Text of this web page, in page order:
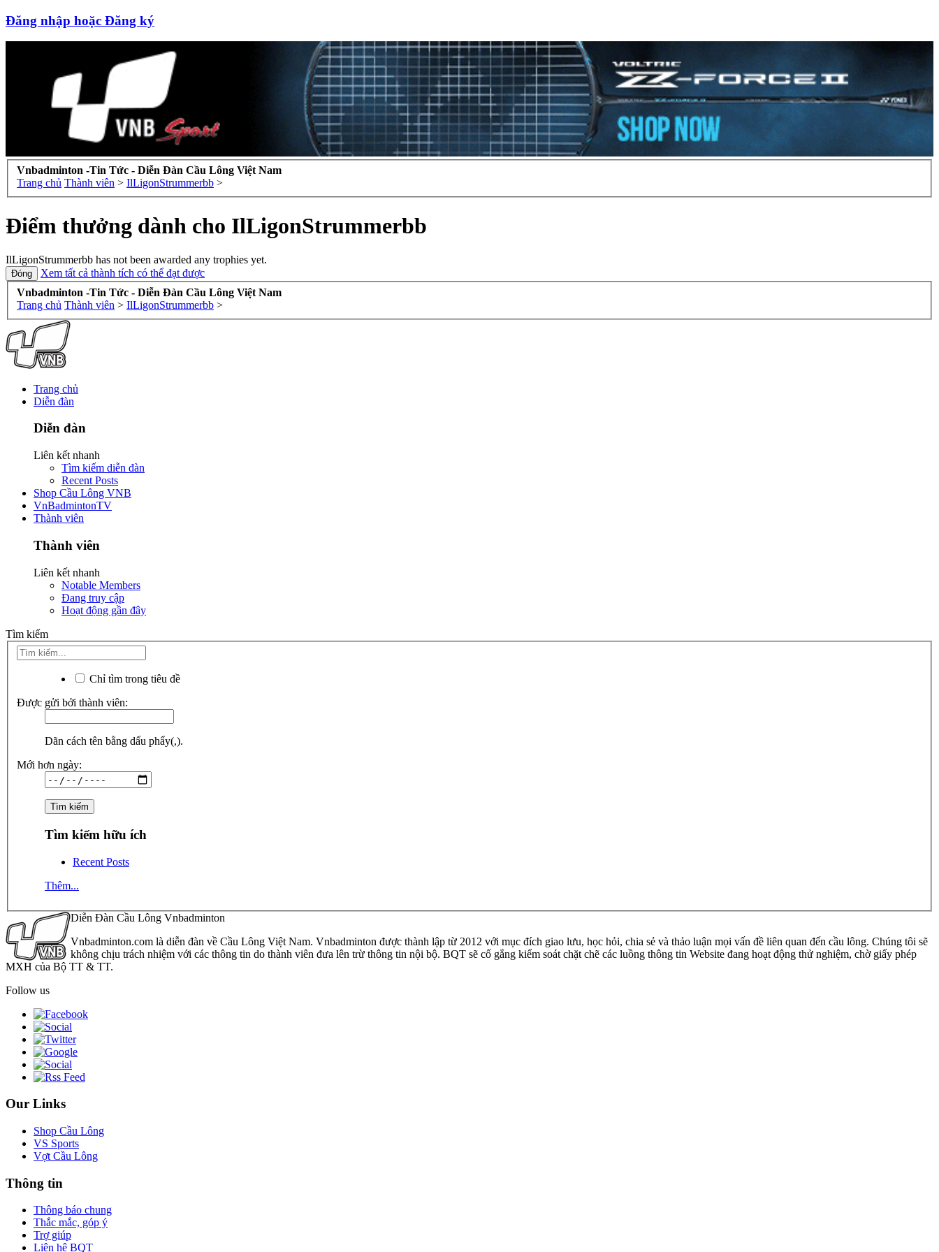
Đăng nhập hoặc Đăng ký
Vnbadminton -Tin Tức - Diễn Đàn Cầu Lông Việt Nam
Trang chủ Thành viên > IlLigonStrummerbb >
Điểm thưởng dành cho IlLigonStrummerbb
IlLigonStrummerbb has not been awarded any trophies yet.
Xem tất cả thành tích có thể đạt được
Vnbadminton -Tin Tức - Diễn Đàn Cầu Lông Việt Nam
Trang chủ Thành viên > IlLigonStrummerbb >
Trang chủ
Diễn đàn
Diễn đàn
Liên kết nhanh
Tìm kiếm diễn đàn
Recent Posts
Shop Cầu Lông VNB
VnBadmintonTV
Thành viên
Thành viên
Liên kết nhanh
Notable Members
Đang truy cập
Hoạt động gần đây
Tìm kiếm
Chỉ tìm trong tiêu đề
Được gửi bởi thành viên:
Dãn cách tên bằng dấu phẩy(,).
Mới hơn ngày:
Tìm kiếm hữu ích
Recent Posts
Thêm...
Diễn Đàn Cầu Lông Vnbadminton
Vnbadminton.com là diễn đàn về Cầu Lông Việt Nam. Vnbadminton được thành lập từ 2012 với mục đích giao lưu, học hỏi, chia sẻ và thảo luận mọi vấn đề liên quan đến cầu lông. Chúng tôi sẽ
không chịu trách nhiệm với các thông tin do thành viên đưa lên trừ thông tin nội bộ. BQT sẽ cố gắng kiểm soát chặt chẽ các luồng thông tin Website đang hoạt động thử nghiệm, chờ giấy phép
MXH của Bộ TT & TT.
Follow us
Our Links
Shop Cầu Lông
VS Sports
Vợt Cầu Lông
Thông tin
Thông báo chung
Thắc mắc, góp ý
Trợ giúp
Liên hệ BQT